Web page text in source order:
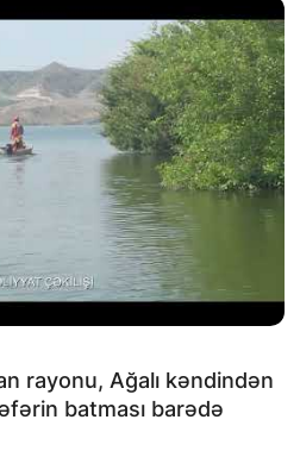
rayonu, Ağalı kəndindən
batması barədə